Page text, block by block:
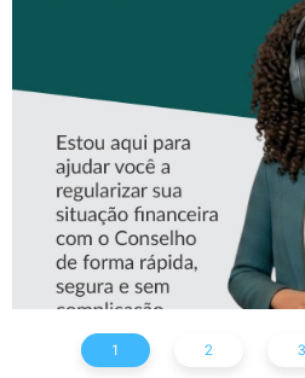
CONHEÇA
ASSISTENTE
1 2 3